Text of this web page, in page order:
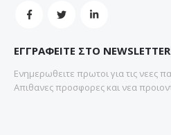
ΕΓΓΡΑΦΕΙΤΕ ΣΤΟ
Ενημερωθειτε πρωτοι για τις νεες
Απιθανες προσφορες και νεα